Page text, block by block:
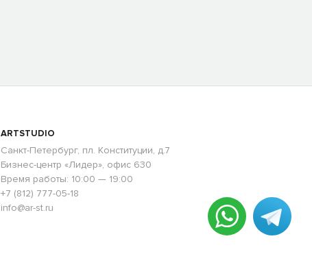
ARTSTUDIO
Санкт-Петербург, пл. Конституции, д.7
Бизнес-центр «Лидер», офис 630
Время работы: 10:00 — 19:00
+7 (812) 777-05-18
info@ar-st.ru